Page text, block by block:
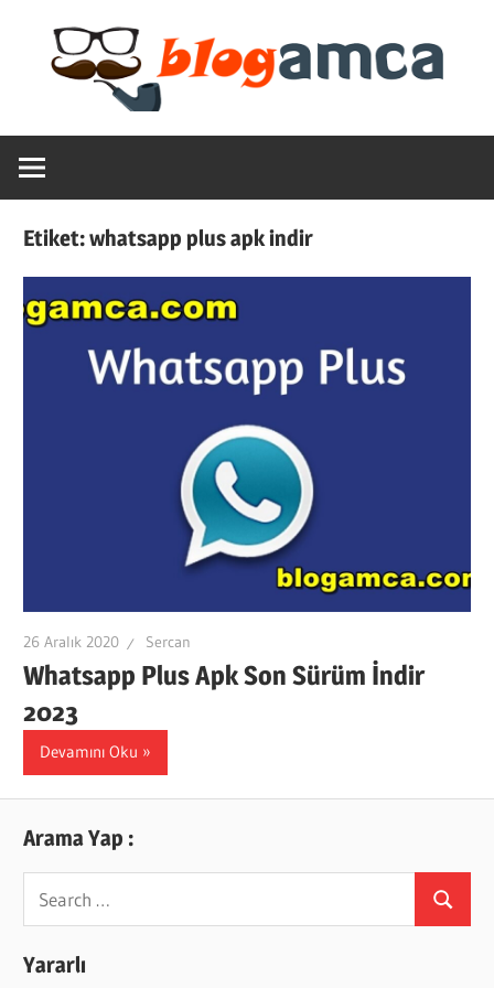
content
Blogamca
2025
Haber,
Blogların
Amcası
Etiket:whatsapp plus apk indir
26 Aralık 2020 Sercan
Whatsapp Plus Apk Son Sürüm İndir
2023
Devamını Oku
Arama Yap :
Search
for:
Search
Yararlı